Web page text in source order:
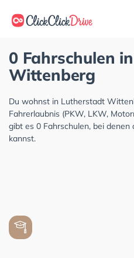
0 Fahrschulen
Wittenberg
Du wohnst in Lutherstadt
Fahrerlaubnis (PKW, LKW,
gibt es 0 Fahrschulen, bei
kannst.